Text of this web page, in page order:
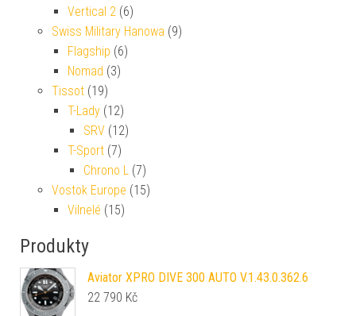
Vertical 2 (6)
Swiss Military Hanowa (9)
Flagship (6)
Nomad (3)
Tissot (19)
T-Lady (12)
SRV (12)
T-Sport (7)
Chrono L (7)
Vostok Europe (15)
Vilnelé (15)
Produkty
Aviator XPRO DIVE 300 AUTO V.1.43.0.362.6
22 790 Kč